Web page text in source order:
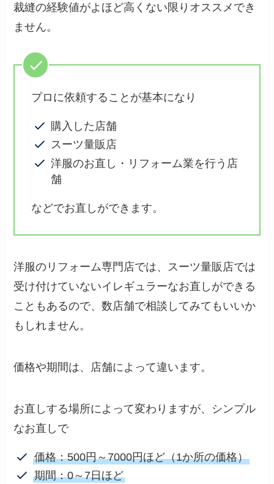
裁縫の経験値がよほど高くない限りオススメでき
ません。
プロに依頼することが基本になり
購入した店舗
スーツ量販店
洋服のお直し・リフォーム業を行う店
舗
などでお直しができます。
洋服のリフォーム専門店では、スーツ量販店では
受け付けていないイレギュラーなお直しができる
こともあるので、数店舗で相談してみてもいいか
もしれません。
価格や期間は、店舗によって違います。
お直しする場所によって変わりますが、シンプル
なお直しで
価格：500円～7000円ほど（1か所の価格）
期間：0～7日ほど